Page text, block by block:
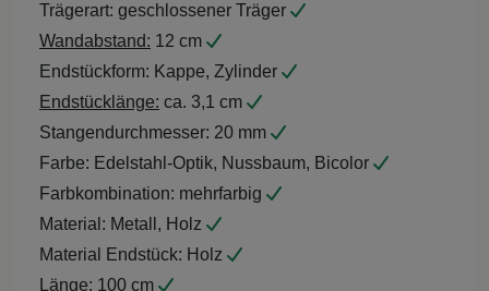
Trägerart: geschlossener Träger
Wandabstand: 12 cm
Endstückform: Kappe, Zylinder
Endstücklänge: ca. 3,1 cm
Stangendurchmesser: 20 mm
Farbe: Edelstahl-Optik, Nussbaum, Bicolor
Farbkombination: mehrfarbig
Material: Metall, Holz
Material Endstück: Holz
Länge: 100 cm